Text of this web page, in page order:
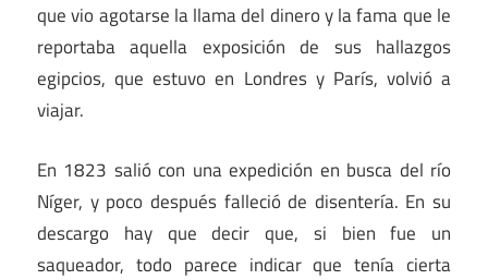
que vio agotarse la llama del dinero y la fama que le
reportaba aquella exposición de sus hallazgos
egipcios, que estuvo en Londres y París, volvió a
viajar.
En 1823 salió con una expedición en busca del río
Níger, y poco después falleció de disentería. En su
descargo hay que decir que, si bien fue un
saqueador, todo parece indicar que tenía cierta